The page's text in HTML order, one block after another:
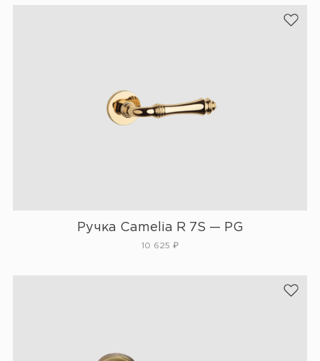
Ручка Camelia R 7S — PG
10 625 ₽